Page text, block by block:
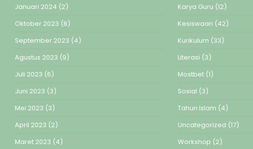
Januari 2024 (2)
Oktober 2023 (8)
September 2023 (4)
Agustus 2023 (9)
Juli 2023 (6)
Juni 2023 (3)
Mei 2023 (3)
April 2023 (2)
Maret 2023 (4)
Karya Guru (12)
Kesiswaan (42)
Kurikulum (33)
Literasi (3)
Mostbet(1)
Sosial (3)
Tahun Islam (4)
Uncategorized (17)
Workshop (2)